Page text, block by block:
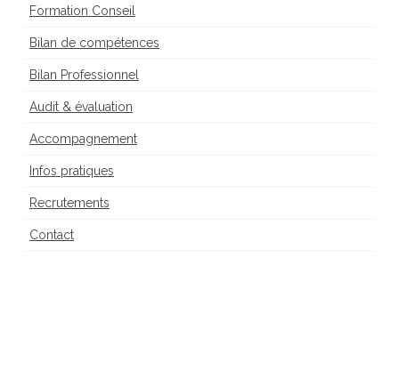
Formation Conseil
Bilan de compétences
Bilan Professionnel
Audit & évaluation
Accompagnement
Infos pratiques
Recrutements
Contact